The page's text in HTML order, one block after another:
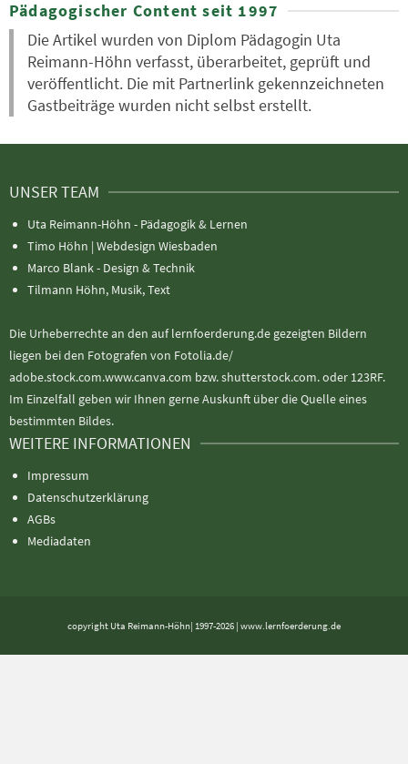
Pädagogischer Content seit 1997
Die Artikel wurden von Diplom Pädagogin Uta
Reimann-Höhn verfasst, überarbeitet, geprüft und
veröffentlicht. Die mit Partnerlink gekennzeichneten
Gastbeiträge wurden nicht selbst erstellt.
UNSER TEAM
Uta Reimann-Höhn - Pädagogik & Lernen
Timo Höhn | Webdesign Wiesbaden
Marco Blank - Design & Technik
Tilmann Höhn, Musik, Text
Die Urheberrechte an den auf lernfoerderung.de gezeigten Bildern
liegen bei den Fotografen von Fotolia.de/
adobe.stock.com.www.canva.com bzw. shutterstock.com. oder 123RF.
Im Einzelfall geben wir Ihnen gerne Auskunft über die Quelle eines
bestimmten Bildes.
WEITERE INFORMATIONEN
Impressum
Datenschutzerklärung
AGBs
Mediadaten
copyright Uta Reimann-Höhn| 1997-2026 | www.lernfoerderung.de